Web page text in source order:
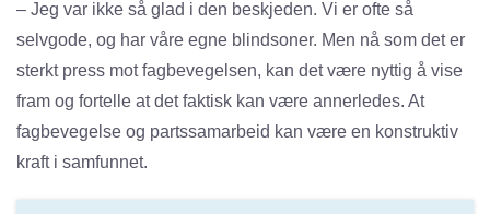
– Jeg var ikke så glad i den beskjeden. Vi er ofte så
selvgode, og har våre egne blindsoner. Men nå som det er
sterkt press mot fagbevegelsen, kan det være nyttig å vise
fram og fortelle at det faktisk kan være annerledes. At
fagbevegelse og partssamarbeid kan være en konstruktiv
kraft i samfunnet.